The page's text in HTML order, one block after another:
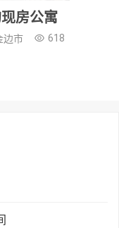
房公寓
边市 618